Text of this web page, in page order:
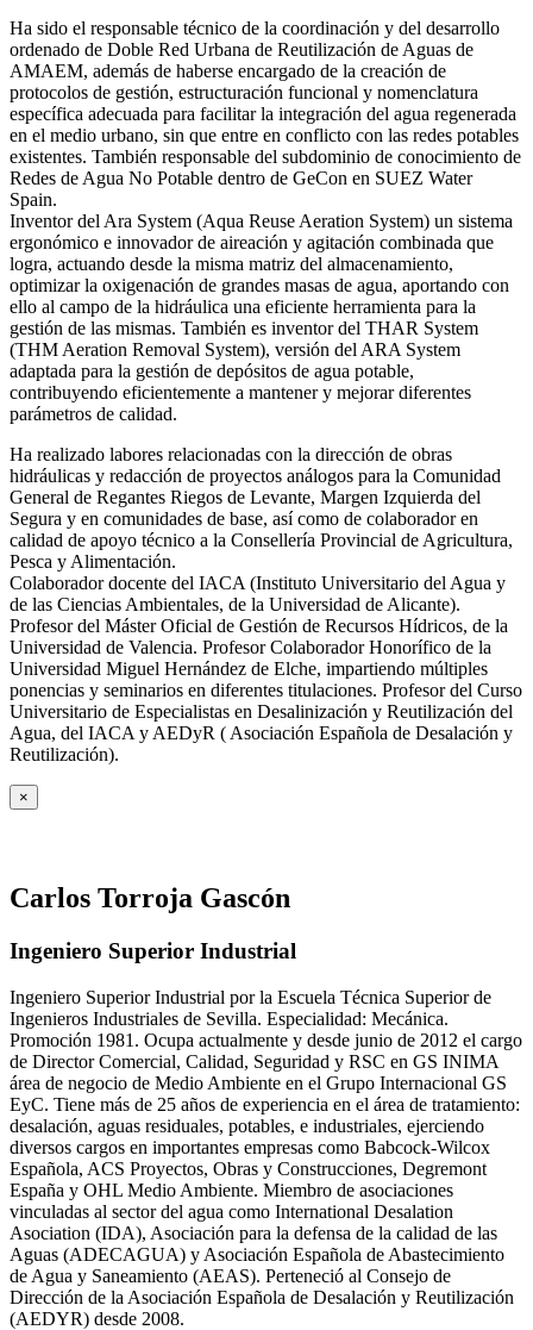
Ha sido el responsable técnico de la coordinación y del desarrollo
ordenado de Doble Red Urbana de Reutilización de Aguas de
AMAEM, además de haberse encargado de la creación de
protocolos de gestión, estructuración funcional y nomenclatura
específica adecuada para facilitar la integración del agua regenerada
en el medio urbano, sin que entre en conflicto con las redes potables
existentes. También responsable del subdominio de conocimiento de
Redes de Agua No Potable dentro de GeCon en SUEZ Water
Spain.
Inventor del Ara System (Aqua Reuse Aeration System) un sistema
ergonómico e innovador de aireación y agitación combinada que
logra, actuando desde la misma matriz del almacenamiento,
optimizar la oxigenación de grandes masas de agua, aportando con
ello al campo de la hidráulica una eficiente herramienta para la
gestión de las mismas. También es inventor del THAR System
(THM Aeration Removal System), versión del ARA System
adaptada para la gestión de depósitos de agua potable,
contribuyendo eficientemente a mantener y mejorar diferentes
parámetros de calidad.
Ha realizado labores relacionadas con la dirección de obras
hidráulicas y redacción de proyectos análogos para la Comunidad
General de Regantes Riegos de Levante, Margen Izquierda del
Segura y en comunidades de base, así como de colaborador en
calidad de apoyo técnico a la Consellería Provincial de Agricultura,
Pesca y Alimentación.
Colaborador docente del IACA (Instituto Universitario del Agua y
de las Ciencias Ambientales, de la Universidad de Alicante).
Profesor del Máster Oficial de Gestión de Recursos Hídricos, de la
Universidad de Valencia. Profesor Colaborador Honorífico de la
Universidad Miguel Hernández de Elche, impartiendo múltiples
ponencias y seminarios en diferentes titulaciones. Profesor del Curso
Universitario de Especialistas en Desalinización y Reutilización del
Agua, del IACA y AEDyR ( Asociación Española de Desalación y
Reutilización).
×
Carlos Torroja Gascón
Ingeniero Superior Industrial
Ingeniero Superior Industrial por la Escuela Técnica Superior de
Ingenieros Industriales de Sevilla. Especialidad: Mecánica.
Promoción 1981. Ocupa actualmente y desde junio de 2012 el cargo
de Director Comercial, Calidad, Seguridad y RSC en GS INIMA
área de negocio de Medio Ambiente en el Grupo Internacional GS
EyC. Tiene más de 25 años de experiencia en el área de tratamiento:
desalación, aguas residuales, potables, e industriales, ejerciendo
diversos cargos en importantes empresas como Babcock-Wilcox
Española, ACS Proyectos, Obras y Construcciones, Degremont
España y OHL Medio Ambiente. Miembro de asociaciones
vinculadas al sector del agua como International Desalation
Asociation (IDA), Asociación para la defensa de la calidad de las
Aguas (ADECAGUA) y Asociación Española de Abastecimiento
de Agua y Saneamiento (AEAS). Perteneció al Consejo de
Dirección de la Asociación Española de Desalación y Reutilización
(AEDYR) desde 2008.